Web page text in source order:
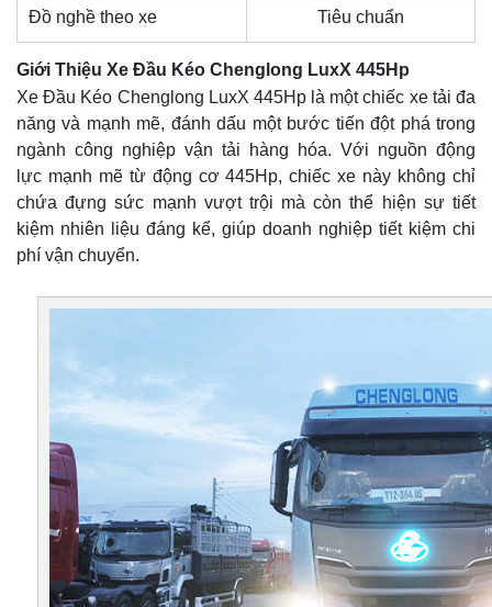
Đồ nghề theo xe Tiêu chuẩn
Giới Thiệu Xe Đầu Kéo Chenglong LuxX 445Hp
Xe Đầu Kéo Chenglong LuxX 445Hp là một chiếc xe tải đa
năng và mạnh mẽ, đánh dấu một bước tiến đột phá trong
ngành công nghiệp vận tải hàng hóa. Với nguồn động
lực mạnh mẽ từ động cơ 445Hp, chiếc xe này không chỉ
chứa đựng sức mạnh vượt trội mà còn thể hiện sự tiết
kiệm nhiên liệu đáng kể, giúp doanh nghiệp tiết kiệm chi
phí vận chuyển.